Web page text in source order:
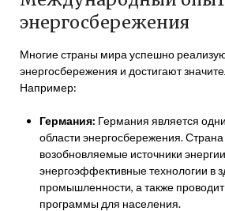
энергосбережения
Многие страны мира успешно
энергосбережения и достигают
Например:
Германия: Германия является
области энергосбережения. Страна
возобновляемые источники
энергоэффективные технологии в
промышленности, а также
программы для населения.